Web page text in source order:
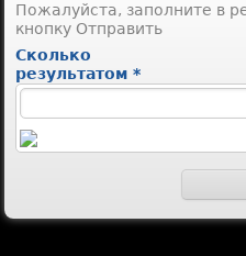
Пожалуйста, заполните в
кнопку Отправить
Сколько
результатом *